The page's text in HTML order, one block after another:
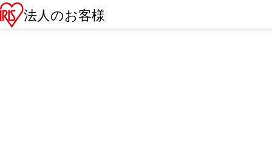
法人のお客様